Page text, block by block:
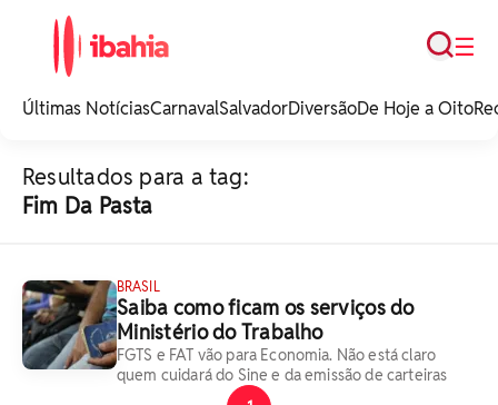
noticias e
☰
Busca
Últimas NotíciasCarnavalSalvadorDiversãoDe Hoje a Oito
Resultados para a tag:
Fim Da Pasta
BRASIL
Saiba como ficam os serviços do
Ministério do Trabalho
FGTS e FAT vão para Economia. Não está claro
quem cuidará do Sine e da emissão de carteiras